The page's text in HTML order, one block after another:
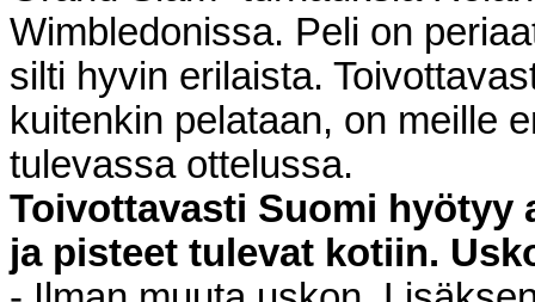
Wimbledonissa. Peli on
silti hyvin erilaista.
kuitenkin pelataan, on meille
tulevassa ottelussa.
Toivottavasti Suomi hyötyy
ja pisteet tulevat kotiin.